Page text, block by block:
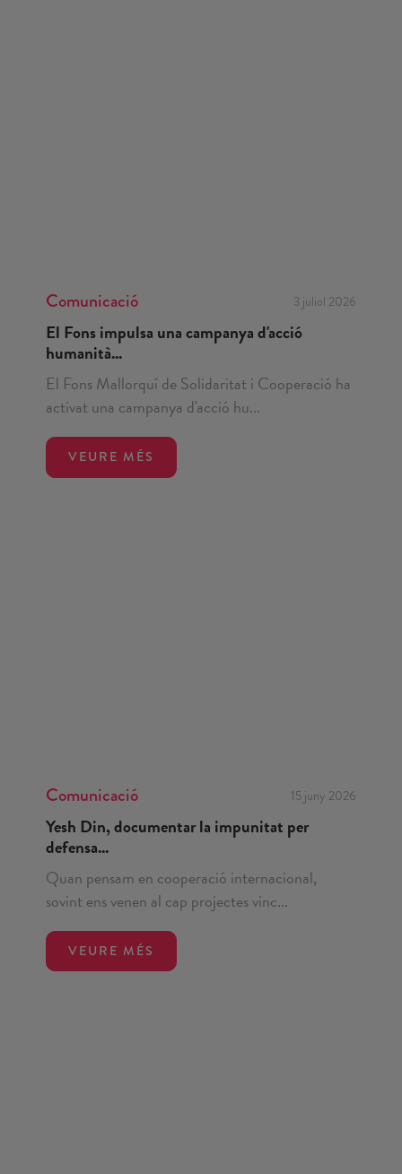
Comunicació 3 juliol 2026
El Fons impulsa una campanya d'acció
humanità...
El Fons Mallorquí de Solidaritat i Cooperació ha
activat una campanya d'acció hu...
VEURE MÉS
Comunicació 15 juny 2026
Yesh Din, documentar la impunitat per
defensa...
Quan pensam en cooperació internacional,
sovint ens venen al cap projectes vinc...
VEURE MÉS